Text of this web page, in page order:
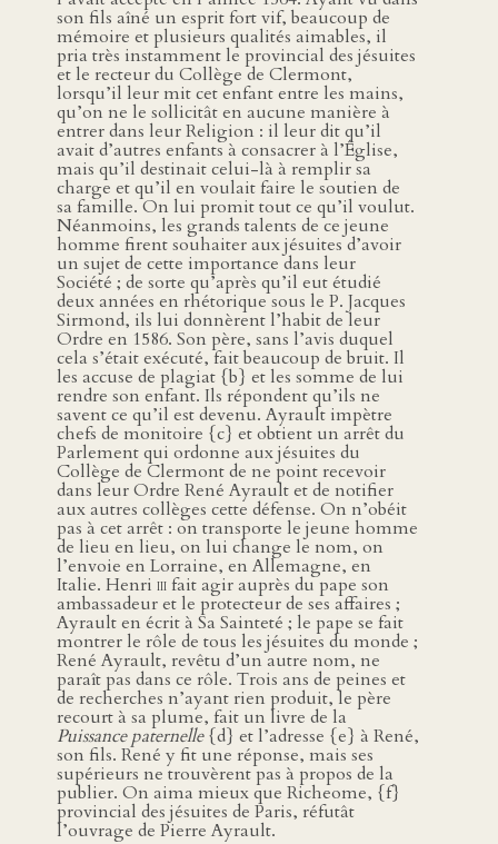
son fils aîné un esprit fort vif, beaucoup de
mémoire et plusieurs qualités aimables, il
pria très instamment le provincial des jésuites
et le recteur du Collège de Clermont,
lorsqu’il leur mit cet enfant entre les mains,
qu’on ne le sollicitât en aucune manière à
entrer dans leur Religion : il leur dit qu’il
avait d’autres enfants à consacrer à l’Église,
mais qu’il destinait celui-là à remplir sa
charge et qu’il en voulait faire le soutien de
sa famille. On lui promit tout ce qu’il voulut.
Néanmoins, les grands talents de ce jeune
homme firent souhaiter aux jésuites d’avoir
un sujet de cette importance dans leur
Société ; de sorte qu’après qu’il eut étudié
deux années en rhétorique sous le P. Jacques
Sirmond, ils lui donnèrent l’habit de leur
Ordre en 1586. Son père, sans l’avis duquel
cela s’était exécuté, fait beaucoup de bruit. Il
les accuse de plagiat {b} et les somme de lui
rendre son enfant. Ils répondent qu’ils ne
savent ce qu’il est devenu. Ayrault impètre
chefs de monitoire {c} et obtient un arrêt du
Parlement qui ordonne aux jésuites du
Collège de Clermont de ne point recevoir
dans leur Ordre René Ayrault et de notifier
aux autres collèges cette défense. On n’obéit
pas à cet arrêt : on transporte le jeune homme
de lieu en lieu, on lui change le nom, on
l’envoie en Lorraine, en Allemagne, en
Italie. Henri iiifait agir auprès du pape son
ambassadeur et le protecteur de ses affaires ;
Ayrault en écrit à Sa Sainteté ; le pape se fait
montrer le rôle de tous les jésuites du monde ;
René Ayrault, revêtu d’un autre nom, ne
paraît pas dans ce rôle. Trois ans de peines et
de recherches n’ayant rien produit, le père
recourt à sa plume, fait un livre de la
Puissance paternelle{d} et l’adresse {e} à René,
son fils. René y fit une réponse, mais ses
supérieurs ne trouvèrent pas à propos de la
publier. On aima mieux que Richeome, {f}
provincial des jésuites de Paris, réfutât
l’ouvrage de Pierre Ayrault.